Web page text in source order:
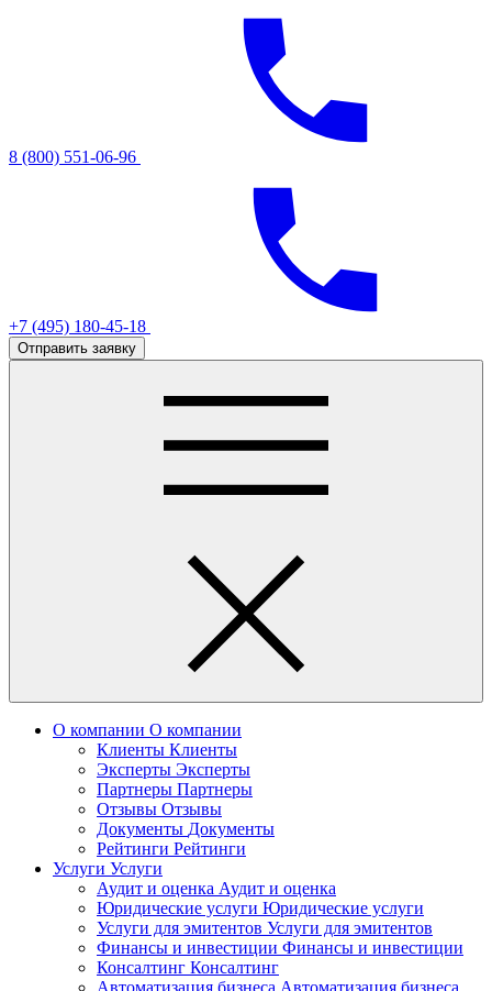
8 (800) 551-06-96
+7 (495) 180-45-18
Отправить заявку
О компании О компании
Клиенты Клиенты
Эксперты Эксперты
Партнеры Партнеры
Отзывы Отзывы
Документы Документы
Рейтинги Рейтинги
Услуги Услуги
Аудит и оценка Аудит и оценка
Юридические услуги Юридические услуги
Услуги для эмитентов Услуги для эмитентов
Финансы и инвестиции Финансы и инвестиции
Консалтинг Консалтинг
Автоматизация бизнеса Автоматизация бизнеса